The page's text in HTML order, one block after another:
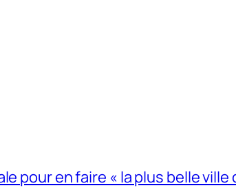
pour en faire « la plus belle